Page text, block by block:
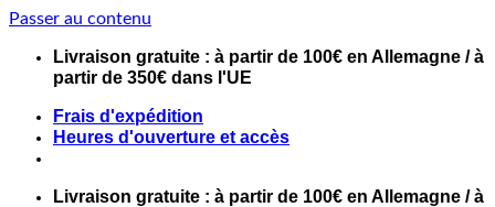
Passer au contenu
Livraison gratuite : à partir de 100€ en Allemagne / à
partir de 350€ dans l'UE
Frais d'expédition
Heures d'ouverture et accès
Livraison gratuite : à partir de 100€ en Allemagne / à